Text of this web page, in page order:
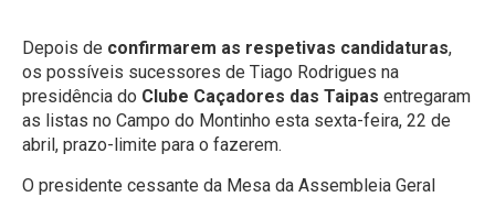
Depois de confirmarem as respetivas candidaturas,
os possíveis sucessores de Tiago Rodrigues na
presidência do Clube Caçadores das Taipas entregaram
as listas no Campo do Montinho esta sexta-feira, 22 de
abril, prazo-limite para o fazerem.
O presidente cessante da Mesa da Assembleia Geral